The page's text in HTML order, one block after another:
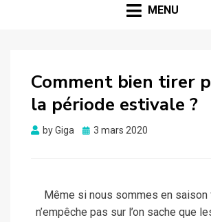
MENU
Comment bien tirer
la période estivale ?
byGiga
Posted
3 mars 2020
Même si nous sommes en saison
n’empêche pas sur l’on sache que